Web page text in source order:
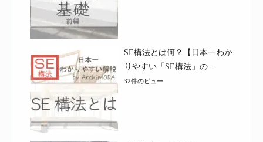
SE構法とは何？【日本一わか
りやすい「SE構法」の...
32件のビュー